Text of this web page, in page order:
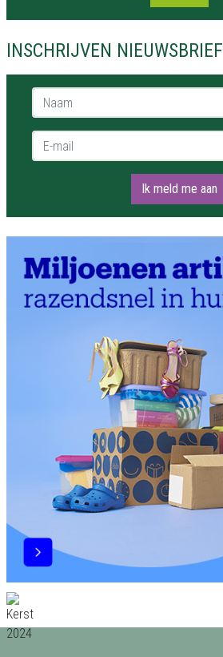
INSCHRIJVEN NIEUWSBRIEF
Naam *
E-mail *
Ik meld me aan